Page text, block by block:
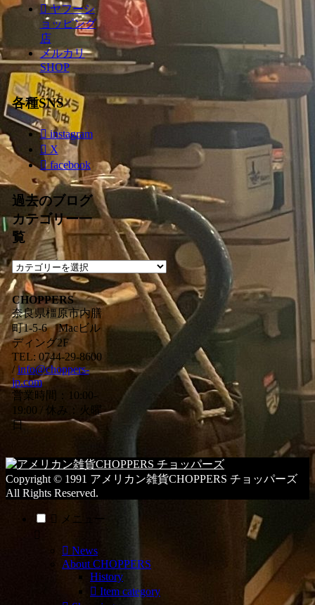
ヤフーシ
ョッピング
店
メルカリ
SHOP
各種SNS
instagram
X
facebook
過去のブログ
カテゴリー一
覧
過
去
の
ブ
ロ
グ
カ
テ
ゴ
リ
ー
一
CHOPPERS
奈良県橿原市内膳
町1-5-6 Macビル
ディング2F
TEL: 0744-29-8600
/info@choppers-
jp.com
営業時間：10:00-
19:00 / 休み：火曜
日
Copyright © 1991 アメリカン雑貨CHOPPERS チョッパーズ
All Rights Reserved.
メニュー
News
About CHOPPERS
History
Item category